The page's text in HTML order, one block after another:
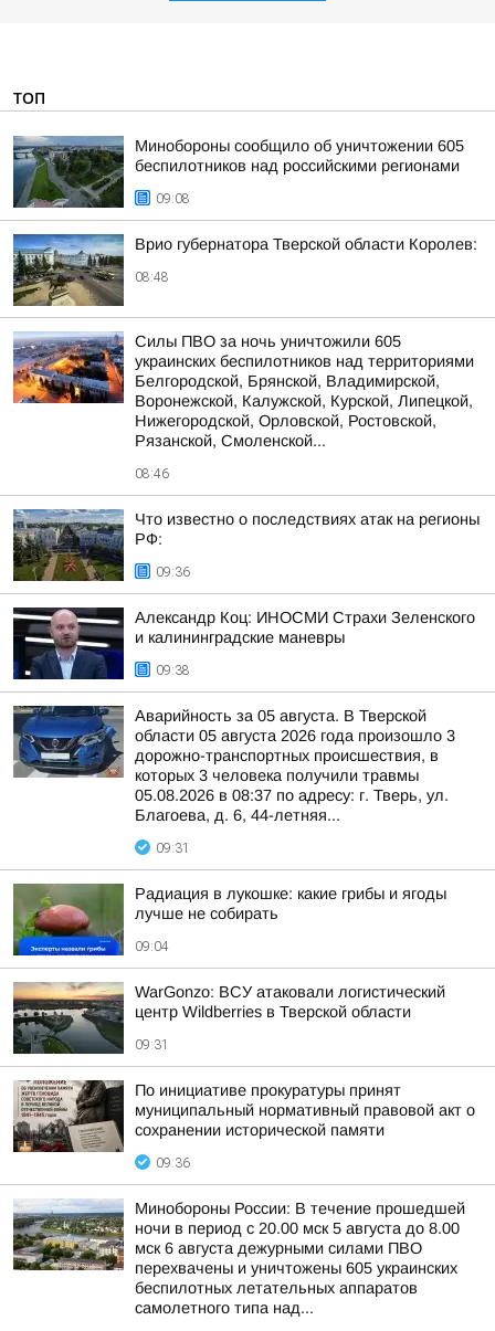
ТОП
Минобороны сообщило об уничтожении 605
беспилотников над российскими регионами
09:08
Врио губернатора Тверской области Королев:
08:48
Силы ПВО за ночь уничтожили 605
украинских беспилотников над территориями
Белгородской, Брянской, Владимирской,
Воронежской, Калужской, Курской, Липецкой,
Нижегородской, Орловской, Ростовской,
Рязанской, Смоленской...
08:46
Что известно о последствиях атак на регионы
РФ:
09:36
Александр Коц: ИНОСМИ Страхи Зеленского
и калининградские маневры
09:38
Аварийность за 05 августа. В Тверской
области 05 августа 2026 года произошло 3
дорожно-транспортных происшествия, в
которых 3 человека получили травмы
05.08.2026 в 08:37 по адресу: г. Тверь, ул.
Благоева, д. 6, 44-летняя...
09:31
Радиация в лукошке: какие грибы и ягоды
лучше не собирать
09:04
WarGonzo: ВСУ атаковали логистический
центр Wildberries в Тверской области
09:31
По инициативе прокуратуры принят
муниципальный нормативный правовой акт о
сохранении исторической памяти
09:36
Минобороны России: В течение прошедшей
ночи в период с 20.00 мск 5 августа до 8.00
мск 6 августа дежурными силами ПВО
перехвачены и уничтожены 605 украинских
беспилотных летательных аппаратов
самолетного типа над...